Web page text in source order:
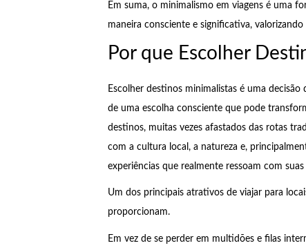
Em suma, o minimalismo em viagens é uma
maneira consciente e significativa,
Por que Escolher
Escolher destinos minimalistas é uma
de uma escolha consciente que pode
destinos, muitas vezes afastados das rotas
com a cultura local, a natureza e,
experiências que realmente ressoam com
Um dos principais atrativos de viajar para
proporcionam.
Em vez de se perder em multidões e filas